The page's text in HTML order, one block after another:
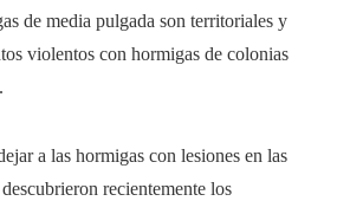
de media pulgada son territoriales y
violentos con hormigas de colonias
a las hormigas con lesiones en las
recientemente los